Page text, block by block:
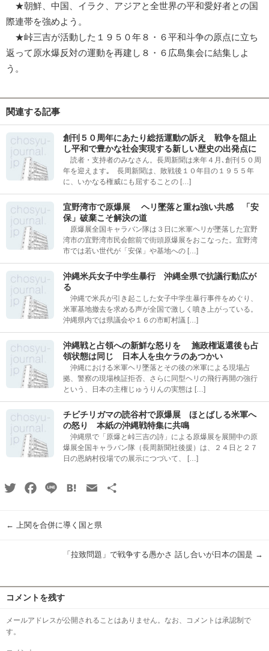
★朝鮮、中国、イラク、アジアと全世界の平和愛好者との国
際連帯を強めよう。
★峠三吉が活動した１９５０年８・６平和斗争の原点に立ち
返って原水爆反対の運動を再建し８・６広島集会に結集しよ
う。
関連する記事
創刊５０周年にあたり総括運動の訴え 戦争を阻止
し平和で豊かな社会実現する新しい歴史の出発点に
読者・支持者のみなさん。長周新聞は来年４月､創刊５０周
年を迎えます｡ 長周新聞は、敗戦後１０年目の１９５５年
に、いかなる権威にも屈することの […]
宜野湾市で原爆展 ヘリ墜落と重ね強い共感 「安
保」破棄こそ解決の道
原爆展全国キャラバン隊は３日に米軍ヘリが墜落した宜野
湾市の宜野湾市民会館前で街頭原爆展をおこなった。宜野湾
市では若い世代が「安保」や基地への […]
沖縄米兵女子中学生暴行 沖縄全県で抗議行動広が
る
沖縄で米兵が引き起こした女子中学生暴行事件をめぐり、
米軍基地撤去を求める声が全国で激しく噴き上がっている。
沖縄県内では県議会や１６の市町村議 […]
沖縄戦と占領への新鮮な怒りを 施政権返還後も占
領状態は同じ 日本人を虫ケラのあつかい
沖縄における米軍ヘリ墜落とその後の米軍による現場占
拠、警察の現場検証拒否、さらに同型ヘリの飛行再開の強行
という、日本の主権じゅうりんの実態は […]
チビチリガマの読谷村で原爆展 ほとばしる米軍へ
の怒り 本紙の沖縄戦特集に共鳴
沖縄県で「原爆と峠三吉の詩」による原爆展を展開中の原
爆展全国キャラバン隊（長周新聞社後援）は、２４日と２７
日の恩納村役場での展示につづいて、 […]
TwitterFacebook
Line HatenaEmail
← 上関を合併に導く国と県
「拉致問題」で戦争する愚かさ 話し合いが日本の国是 →
コメントを残す
メールアドレスが公開されることはありません。なお、コメントは承認制で
す。